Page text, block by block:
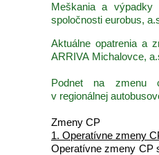
Meškania a výpadky
spoločnosti eurobus,
Aktuálne opatrenia a
ARRIVA Michalovce,
Podnet na zmenu
v regionálnej
Zmeny CP
1. Operatívne zmeny
Operatívne zmeny CP